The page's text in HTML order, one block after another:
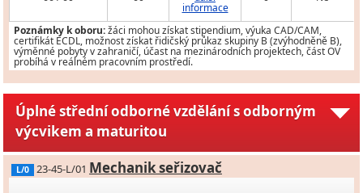
informace
Poznámky k oboru:žáci mohou získat stipendium, výuka CAD/CAM,
certifikát ECDL, možnost získat řidičský průkaz skupiny B (zvýhodněně B),
výměnné pobyty v zahraničí, účast na mezinárodních projektech, část OV
probíhá v reálném pracovním prostředí.
Úplné střední odborné vzdělání s odborným
výcvikem a maturitou
L/0 23-45-L/01 Mechanik seřizovač